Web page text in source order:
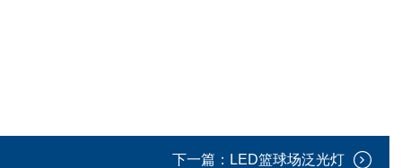
下一篇： LED篮球场泛光灯